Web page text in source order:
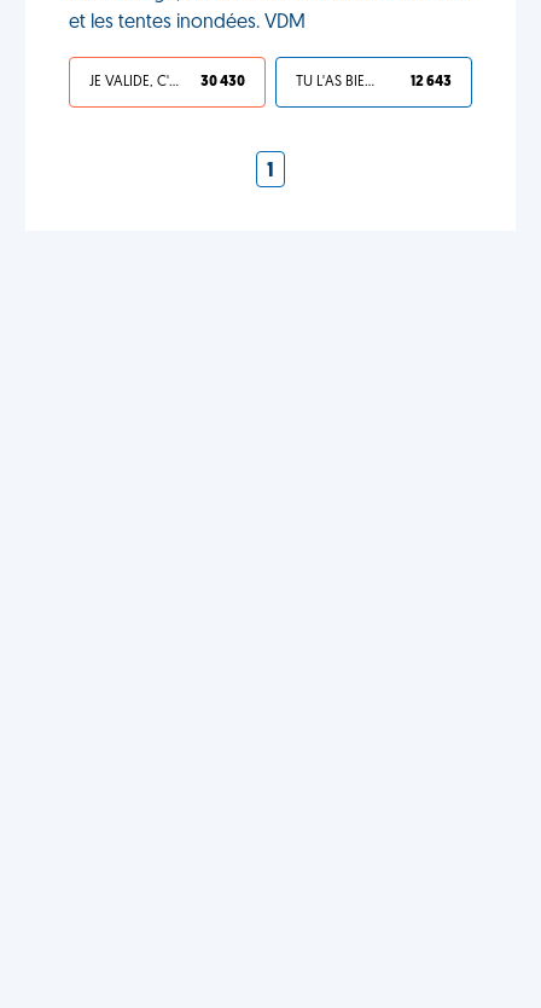
et les tentes inondées. VDM
JE VALIDE, C'EST UNE VDM 30 430 TU L'AS BIEN MÉRITÉ 12 643
1